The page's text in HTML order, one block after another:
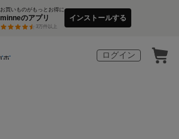
お買いものがもっとお得に
minneのアプリ
3万件以上
インストールする
ログイン